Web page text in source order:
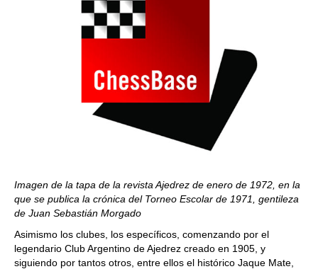
Imagen de la tapa de la revista Ajedrez de enero de 1972, en la
que se publica la crónica del Torneo Escolar de 1971, gentileza
de Juan Sebastián Morgado
Asimismo los clubes, los específicos, comenzando por el
legendario Club Argentino de Ajedrez creado en 1905, y
siguiendo por tantos otros, entre ellos el histórico Jaque Mate,